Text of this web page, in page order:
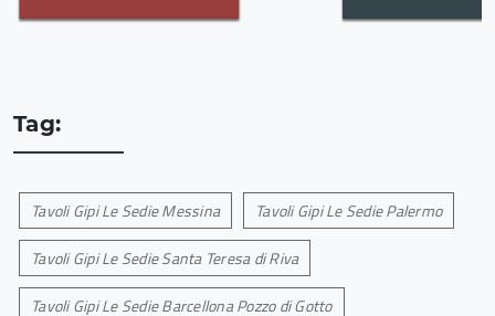
Tag:
Tavoli Gipi Le Sedie Messina Tavoli Gipi Le Sedie Palermo
Tavoli Gipi Le Sedie Santa Teresa di Riva
Tavoli Gipi Le Sedie Barcellona Pozzo di Gotto